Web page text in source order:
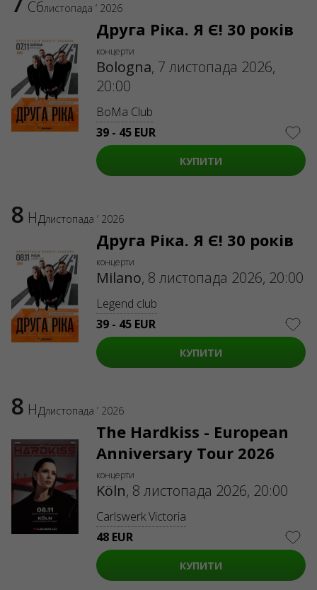
Сблистопада ’ 2026
Друга Ріка. Я Є! 30 років
концерти
Bologna, 7 листопада 2026,
20:00
BoMa Club
39 - 45 EUR
КУПИТИ
8 Ндлистопада ’ 2026
Друга Ріка. Я Є! 30 років
концерти
Milano, 8 листопада 2026, 20:00
Legend club
39 - 45 EUR
КУПИТИ
8 Ндлистопада ’ 2026
The Hardkiss - European
Anniversary Tour 2026
концерти
Köln, 8 листопада 2026, 20:00
Carlswerk Victoria
48 EUR
КУПИТИ